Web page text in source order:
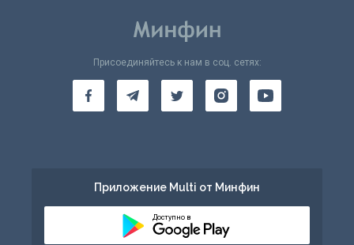
Присоединяйтесь к нам в соц. сетях:
Приложение Multi от Минфин
Доступно в